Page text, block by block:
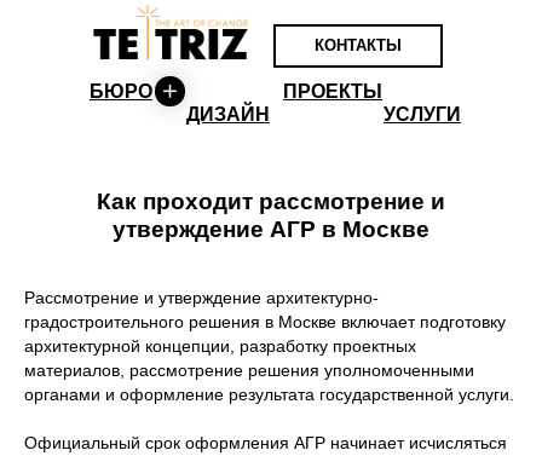
ПРОЕКТЫ
ДИЗАЙН
КОНТАКТЫ
УСЛУГИ
БЮРО
Как проходит рассмотрение и
утверждение АГР в Москве
Рассмотрение и утверждение архитектурно-
градостроительного решения в Москве включает подготовку
архитектурной концепции, разработку проектных
материалов, рассмотрение решения уполномоченными
органами и оформление результата государственной услуги.
Официальный срок оформления АГР начинает исчисляться